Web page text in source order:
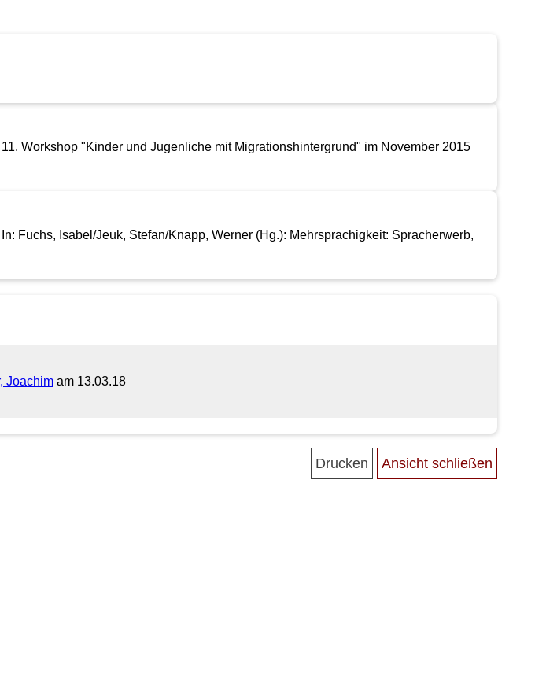
Workshop "Kinder und Jugenliche mit Migrationshintergrund" im November 2015
Fuchs, Isabel/Jeuk, Stefan/Knapp, Werner (Hg.): Mehrsprachigkeit: Spracherwerb,
Joachim am 13.03.18